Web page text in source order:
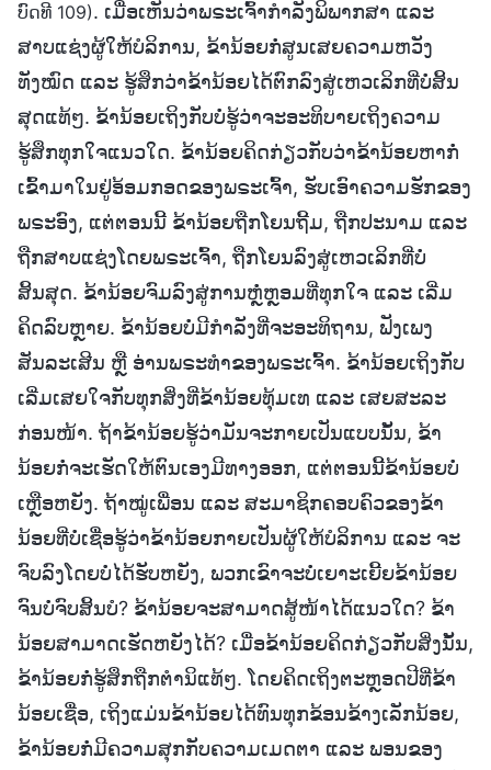
ບົດທີ 109). ເມື່ອເຫັນວ່າພຣະເຈົ້າກຳລັງພິພາກສາ ແລະ
ສາບແຊ່ງຜູ້ໃຫ້ບໍລິການ, ຂ້ານ້ອຍກໍ່ສູນເສຍຄວາມຫວັງ
ທັງໝົດ ແລະ ຮູ້ສຶກວ່າຂ້ານ້ອຍໄດ້ຕົກລົງສູ່ເຫວເລິກທີ່ບໍ່ສິ້ນ
ສຸດແທ້ໆ. ຂ້ານ້ອຍເຖິງກັບບໍ່ຮູ້ວ່າຈະອະທິບາຍເຖິງຄວາມ
ຮູ້ສຶກທຸກໃຈແນວໃດ. ຂ້ານ້ອຍຄິດກ່ຽວກັບວ່າຂ້ານ້ອຍຫາກໍ່
ເຂົ້າມາໃນຢູ່ອ້ອມກອດຂອງພຣະເຈົ້າ, ຮັບເອົາຄວາມຮັກຂອງ
ພຣະອົງ, ແຕ່ຕອນນີ້ ຂ້ານ້ອຍຖືກໂຍນຖີ້ມ, ຖືກປະນາມ ແລະ
ຖືກສາບແຊ່ງໂດຍພຣະເຈົ້າ, ຖືກໂຍນລົງສູ່ເຫວເລິກທີ່ບໍ່
ສິ້ນສຸດ. ຂ້ານ້ອຍຈົມລົງສູ່ການຫຼໍ່ຫຼອມທີ່ທຸກໃຈ ແລະ ເລີ່ມ
ຄິດລົບຫຼາຍ. ຂ້ານ້ອຍບໍ່ມີກຳລັງທີ່ຈະອະທິຖານ, ຟັງເພງ
ສັນລະເສີນ ຫຼື ອ່ານພຣະທຳຂອງພຣະເຈົ້າ. ຂ້ານ້ອຍເຖິງກັບ
ເລີ່ມເສຍໃຈກັບທຸກສິ່ງທີ່ຂ້ານ້ອຍທຸ້ມເທ ແລະ ເສຍສະລະ
ກ່ອນໜ້າ. ຖ້າຂ້ານ້ອຍຮູ້ວ່າມັນຈະກາຍເປັນແບບນັ້ນ, ຂ້າ
ນ້ອຍກໍ່ຈະເຮັດໃຫ້ຕົນເອງມີທາງອອກ, ແຕ່ຕອນນີ້ຂ້ານ້ອຍບໍ່
ເຫຼືອຫຍັງ. ຖ້າໝູ່ເພື່ອນ ແລະ ສະມາຊິກຄອບຄົວຂອງຂ້າ
ນ້ອຍທີ່ບໍ່ເຊື່ອຮູ້ວ່າຂ້ານ້ອຍກາຍເປັນຜູ້ໃຫ້ບໍລິການ ແລະ ຈະ
ຈົບລົງໂດຍບໍ່ໄດ້ຮັບຫຍັງ, ພວກເຂົາຈະບໍ່ເຍາະເຍີ້ຍຂ້ານ້ອຍ
ຈົນບໍ່ຈົບສິ້ນບໍ? ຂ້ານ້ອຍຈະສາມາດສູ້ໜ້າໄດ້ແນວໃດ? ຂ້າ
ນ້ອຍສາມາດເຮັດຫຍັງໄດ້? ເມື່ອຂ້ານ້ອຍຄິດກ່ຽວກັບສິ່ງນັ້ນ,
ຂ້ານ້ອຍກໍ່ຮູ້ສຶກຖືກຕຳນິແທ້ໆ. ໂດຍຄິດເຖິງຕະຫຼອດປີທີ່ຂ້າ
ນ້ອຍເຊື່ອ, ເຖິງແມ່ນຂ້ານ້ອຍໄດ້ທົນທຸກຂ້ອນຂ້າງເລັກນ້ອຍ,
ຂ້ານ້ອຍກໍ່ມີຄວາມສຸກກັບຄວາມເມດຕາ ແລະ ພອນຂອງ